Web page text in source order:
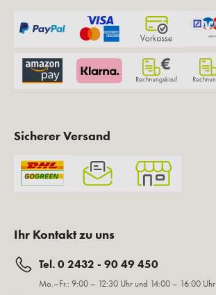
Sicherer Versand
Ihr Kontakt zu uns
Tel. 0 2432 - 90 49 450
Mo.–Fr.: 9:00 – 12:30 Uhr und 14:00 – 16:00 Uhr